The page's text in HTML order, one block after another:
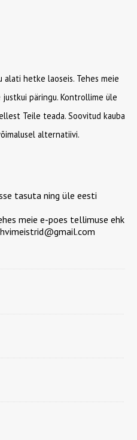
alati hetke laoseis. Tehes meie
päringu. Kontrollime üle
Teile teada. Soovitud kauba
alternatiivi.
tasuta ning üle eesti
meie e-poes tellimuse ehk